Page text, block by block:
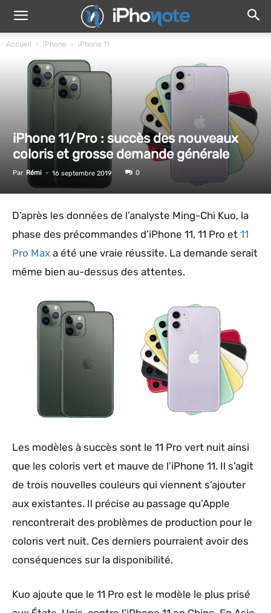
Accueil iPhone iPhone 11
iPhone 11/Pro : succès des nouveaux
coloris et grosse demande générale
Par Rémi - 16 septembre 2019 0
D’après les données de l’analyste Ming-Chi Kuo, la
phase des précommandes d’iPhone 11, 11 Pro et 11
Pro Max a été une vraie réussite. La demande serait
même bien au-dessus des attentes.
Les modèles à succès sont le 11 Pro vert nuit ainsi
que les coloris vert et mauve de l’iPhone 11. Il s’agit
de trois nouvelles couleurs qui viennent s’ajouter
aux existantes. Il précise au passage qu’Apple
rencontrerait des problèmes de production pour le
coloris vert nuit. Ces derniers pourraient avoir des
conséquences sur la disponibilité.
Kuo ajoute que le 11 Pro est le modèle le plus prisé